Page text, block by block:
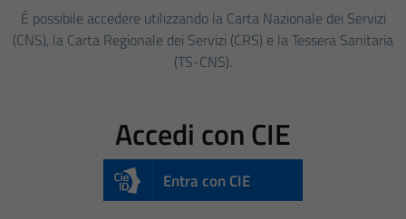
È possibile accedere utilizzando la Carta Nazionale dei Servizi
(CNS), la Carta Regionale dei Servizi (CRS) e la Tessera Sanitaria
(TS-CNS).
Accedi con CIE
Entra con CIE